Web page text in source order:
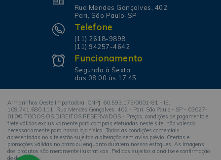
Rua Mendes Gonçalves, 402.
Pari, São Paulo-SP
Telefone
(11) 2618-9898
(11) 94257-4642
Funcionamento
Segunda à Sexta
das 08:00 às 17:45
Armarinhos Oeste Importadora. CNPJ: 60.593.175/0001-81 - IE:
109.741.680.111. Rua Mendes Gonçalves, 402 - Pari. São Paulo - SP - 03027-
010© TODOS OS DIREITOS RESERVADOS - Preços, condições de pagamento e
frete válidos exclusivamente para compras efetuadas neste site, não valendo
necessariamente para nossa loja física. Todas as condições comerciais
apresentadas no site estão sujeitas a alteração sem aviso prévio. Ofertas e
promoções válidas no prazo ou enquanto durarem nossos estoques. As imagens
dos produtos são meramente ilustrativas. Pedidos sujeitos a análise e confirmação
de dados.